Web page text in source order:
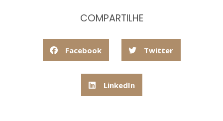
COMPARTILHE
Facebook Twitter
LinkedIn